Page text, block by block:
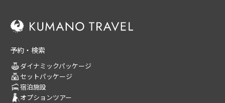
予約・検索
ダイナミックパッケージ
セットパッケージ
宿泊施設
オプションツアー